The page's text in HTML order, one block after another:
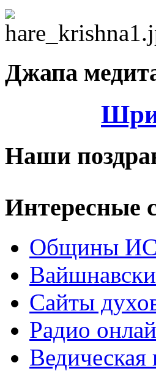
Джапа
Наши
Интересные
Общины
Сайты
Радио
Ведическая